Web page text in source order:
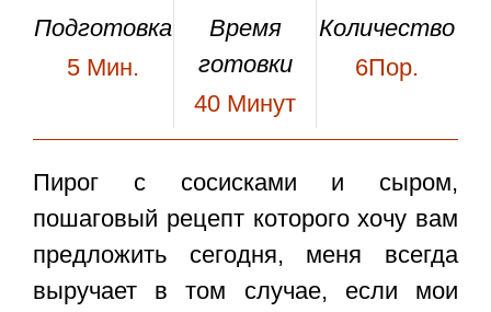
Подготовка
5 Мин.
Время
готовки
40 Минут
Количество
6Пор.
Пирог с сосисками и сыром,
пошаговый рецепт которого хочу вам
предложить сегодня, меня всегда
выручает в том случае, если мои